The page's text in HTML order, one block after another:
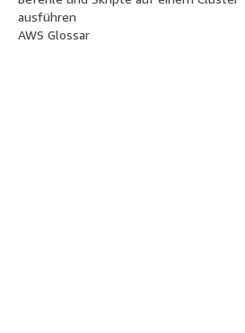
ausführen
AWS Glossar